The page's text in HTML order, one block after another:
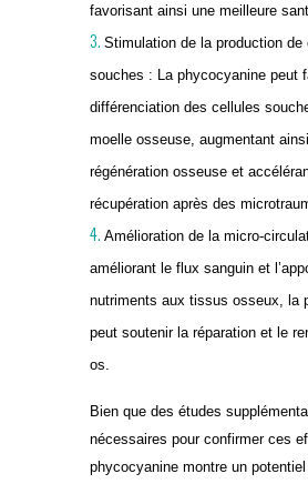
favorisant ainsi une meilleure
Stimulation de la production de
souches : La phycocyanine peut
différenciation des cellules
moelle osseuse, augmentant
régénération osseuse et
récupération après des
Amélioration de la micro-
améliorant le flux sanguin et
nutriments aux tissus osseux, la
peut soutenir la réparation et le
os.
Bien que des études
nécessaires pour confirmer ces
phycocyanine montre un